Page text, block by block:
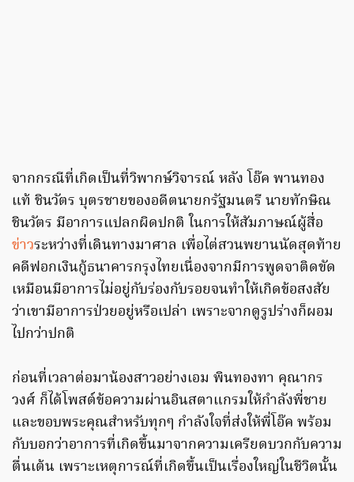
จากกรณีที่เกิดเป็นที่วิพากษ์วิจารณ์ หลัง โอ๊ค พานทอง
แท้ ชินวัตร บุตรชายของอดีตนายกรัฐมนตรี นายทักษิณ
ชินวัตร มีอาการแปลกผิดปกติ ในการให้สัมภาษณ์ผู้สื่อ
ข่าวระหว่างที่เดินทางมาศาล เพื่อไต่สวนพยานนัดสุดท้าย
คดีฟอกเงินกู้ธนาคารกรุงไทยเนื่องจากมีการพูดจาติดขัด
เหมือนมีอาการไม่อยู่กับร่องกับรอยจนทำให้เกิดข้อสงสัย
ว่าเขามีอาการป่วยอยู่หรือเปล่า เพราะจากดูรูปร่างก็ผอม
ไปกว่าปกติ
ก่อนที่เวลาต่อมาน้องสาวอย่างเอม พินทองทา คุณากร
วงศ์ ก็ได้โพสต์ข้อความผ่านอินสตาแกรมให้กำลังพี่ชาย
และขอบพระคุณสำหรับทุกๆ กำลังใจที่ส่งให้พี่โอ๊ค พร้อม
กับบอกว่าอาการที่เกิดขึ้นมาจากความเครียดบวกกับความ
ตื่นเต้น เพราะเหตุการณ์ที่เกิดขึ้นเป็นเรื่องใหญ่ในชีวิตนั้น